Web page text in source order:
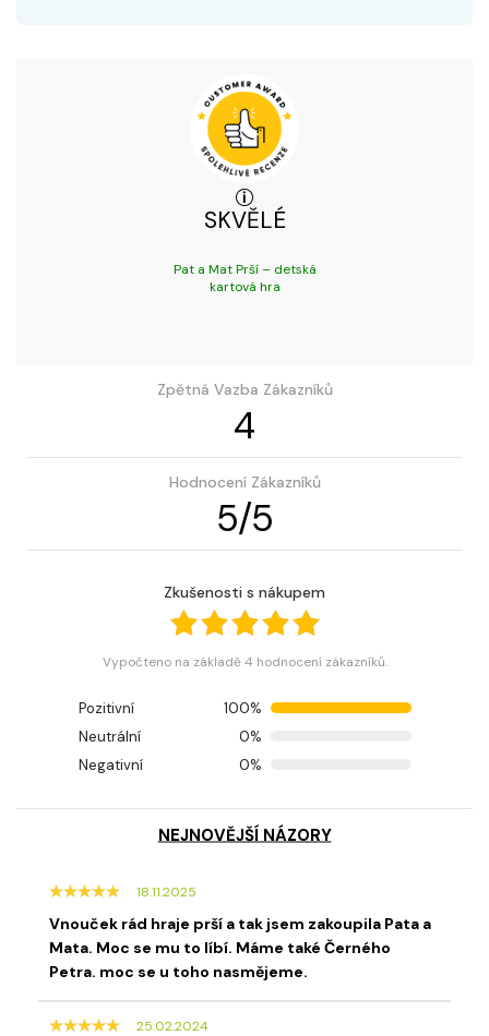
SKVĚLÉ
Pat a Mat Prší – detská
kartová hra
Zpětná Vazba Zákazníků
4
Hodnocení Zákazníků
5/5
Zkušenosti s nákupem
Vypočteno na základě 4 hodnocení zákazníků.
Pozitivní
100%
Neutrální
0%
Negativní
0%
NEJNOVĚJŠÍ NÁZORY
18.11.2025
Vnouček rád hraje prší a tak jsem zakoupila Pata a
Mata. Moc se mu to líbí. Máme také Černého
Petra. moc se u toho nasmějeme.
25.02.2024